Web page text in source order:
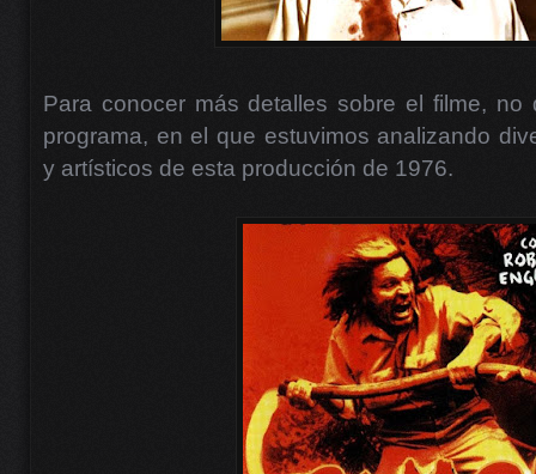
Para conocer más detalles sobre el filme, no
programa, en el que estuvimos analizando
y artísticos de esta producción de 1976.